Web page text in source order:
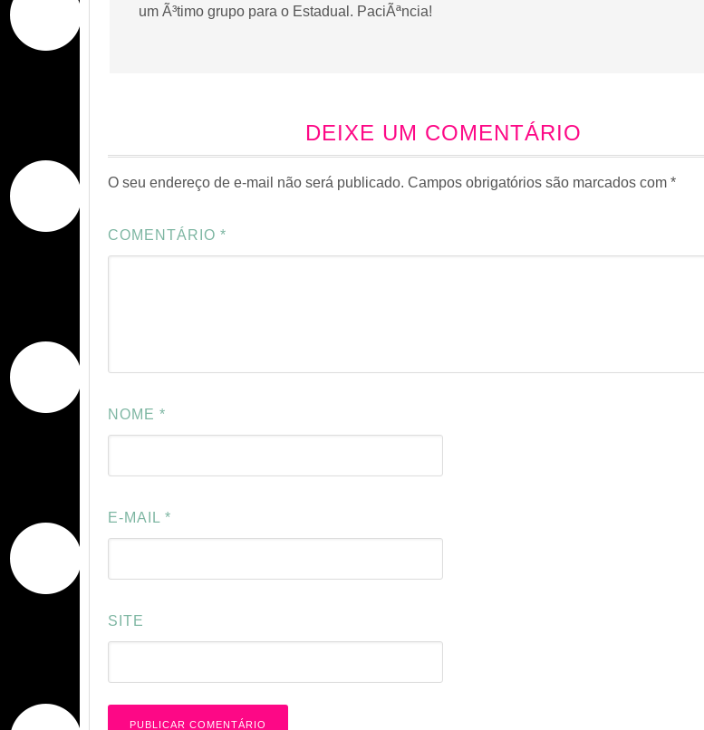
um Ã³timo grupo para o Estadual. PaciÃªncia!
DEIXE UM COMENTÁRIO
O seu endereço de e-mail não será publicado. Campos obrigatórios são marcados com *
COMENTÁRIO *
NOME *
E-MAIL *
SITE